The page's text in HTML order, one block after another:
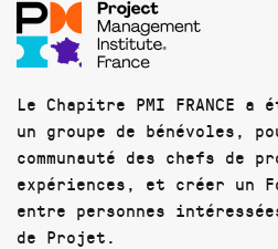
Le Chapitre PMI FRANCE
un groupe de bénévoles,
communauté des chefs de
expériences, et créer un
entre personnes
de Projet.